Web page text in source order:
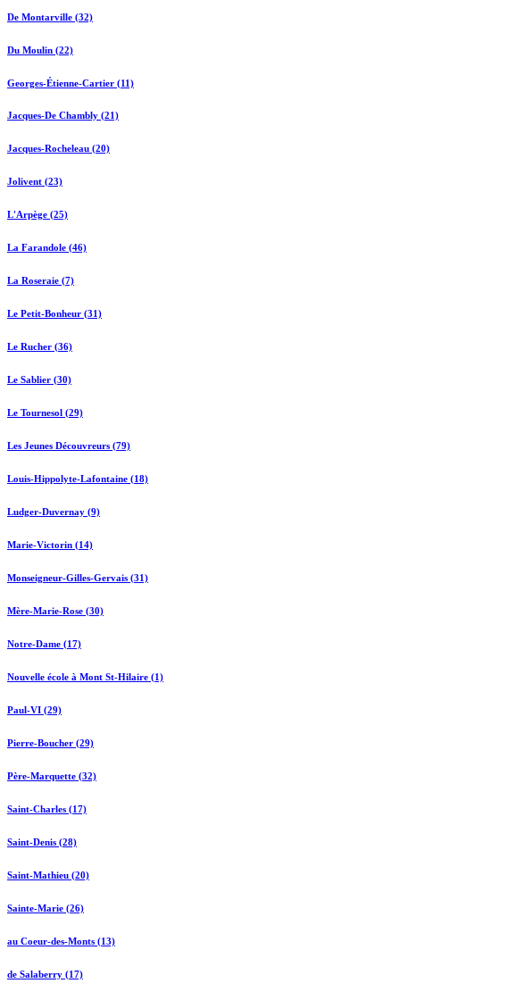
De Montarville (32)
Du Moulin (22)
Georges-Étienne-Cartier (11)
Jacques-De Chambly (21)
Jacques-Rocheleau (20)
Jolivent (23)
L'Arpège (25)
La Farandole (46)
La Roseraie (7)
Le Petit-Bonheur (31)
Le Rucher (36)
Le Sablier (30)
Le Tournesol (29)
Les Jeunes Découvreurs (79)
Louis-Hippolyte-Lafontaine (18)
Ludger-Duvernay (9)
Marie-Victorin (14)
Monseigneur-Gilles-Gervais (31)
Mère-Marie-Rose (30)
Notre-Dame (17)
Nouvelle école à Mont St-Hilaire (1)
Paul-VI (29)
Pierre-Boucher (29)
Père-Marquette (32)
Saint-Charles (17)
Saint-Denis (28)
Saint-Mathieu (20)
Sainte-Marie (26)
au Coeur-des-Monts (13)
de Salaberry (17)